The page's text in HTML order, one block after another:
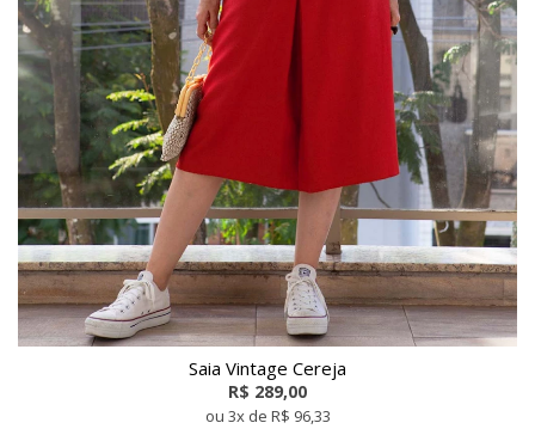
Saia Vintage Cereja
R$ 289,00
ou 3x de R$ 96,33